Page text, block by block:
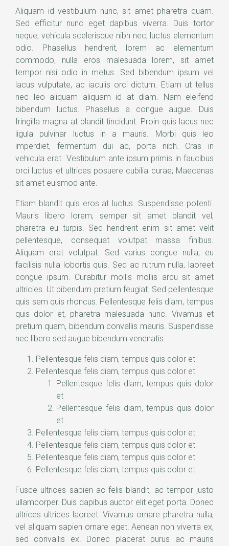
Aliquam id vestibulum nunc, sit amet pharetra quam.
Sed efficitur nunc eget dapibus viverra. Duis tortor
neque, vehicula scelerisque nibh nec, luctus elementum
odio. Phasellus hendrerit, lorem ac elementum
commodo, nulla eros malesuada lorem, sit amet
tempor nisi odio in metus. Sed bibendum ipsum vel
lacus vulputate, ac iaculis orci dictum. Etiam ut tellus
nec leo aliquam aliquam id at diam. Nam eleifend
bibendum luctus. Phasellus a congue augue. Duis
fringilla magna at blandit tincidunt. Proin quis lacus nec
ligula pulvinar luctus in a mauris. Morbi quis leo
imperdiet, fermentum dui ac, porta nibh. Cras in
vehicula erat. Vestibulum ante ipsum primis in faucibus
orci luctus et ultrices posuere cubilia curae; Maecenas
sit amet euismod ante.
Etiam blandit quis eros at luctus. Suspendisse potenti.
Mauris libero lorem, semper sit amet blandit vel,
pharetra eu turpis. Sed hendrerit enim sit amet velit
pellentesque, consequat volutpat massa finibus.
Aliquam erat volutpat. Sed varius congue nulla, eu
facilisis nulla lobortis quis. Sed ac rutrum nulla, laoreet
congue ipsum. Curabitur mollis mollis arcu sit amet
ultricies. Ut bibendum pretium feugiat. Sed pellentesque
quis sem quis rhoncus. Pellentesque felis diam, tempus
quis dolor et, pharetra malesuada nunc. Vivamus et
pretium quam, bibendum convallis mauris. Suspendisse
nec libero sed augue bibendum venenatis.
Pellentesque felis diam, tempus quis dolor et
Pellentesque felis diam, tempus quis dolor et
Pellentesque felis diam, tempus quis dolor
et
Pellentesque felis diam, tempus quis dolor
et
Pellentesque felis diam, tempus quis dolor et
Pellentesque felis diam, tempus quis dolor et
Pellentesque felis diam, tempus quis dolor et
Pellentesque felis diam, tempus quis dolor et
Fusce ultrices sapien ac felis blandit, ac tempor justo
ullamcorper. Duis dapibus auctor elit eget porta. Donec
ultrices ultrices laoreet. Vivamus ornare pharetra nulla,
vel aliquam sapien ornare eget. Aenean non viverra ex,
sed convallis ex. Donec placerat purus ac mauris